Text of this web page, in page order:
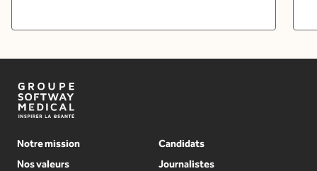
Notre mission
Nos valeurs
Candidats
Journalistes